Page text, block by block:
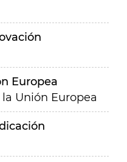
Europea
Unión Europea